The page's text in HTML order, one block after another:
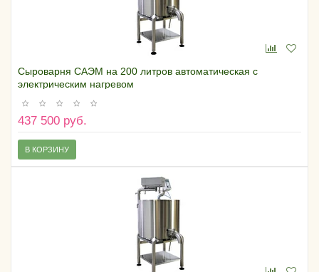
Сыроварня САЭМ на 200 литров автоматическая с
электрическим нагревом
437 500 руб.
В КОРЗИНУ